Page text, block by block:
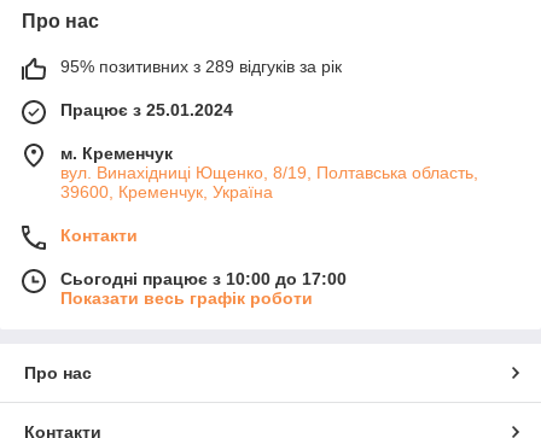
Про нас
95% позитивних з 289 відгуків за рік
Працює з 25.01.2024
м. Кременчук
вул. Винахідниці Ющенко, 8/19, Полтавська область,
39600, Кременчук, Україна
Контакти
Сьогодні працює з 10:00 до 17:00
Показати весь графік роботи
Про нас
Контакти